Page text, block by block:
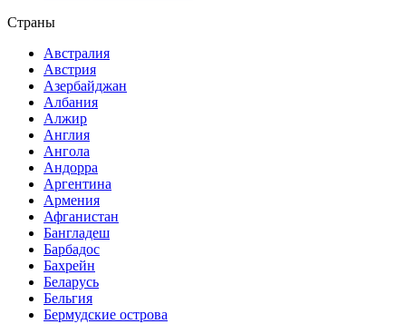
Страны
Австралия
Австрия
Азербайджан
Албания
Алжир
Англия
Ангола
Андорра
Аргентина
Армения
Афганистан
Бангладеш
Барбадос
Бахрейн
Беларусь
Бельгия
Бермудские острова